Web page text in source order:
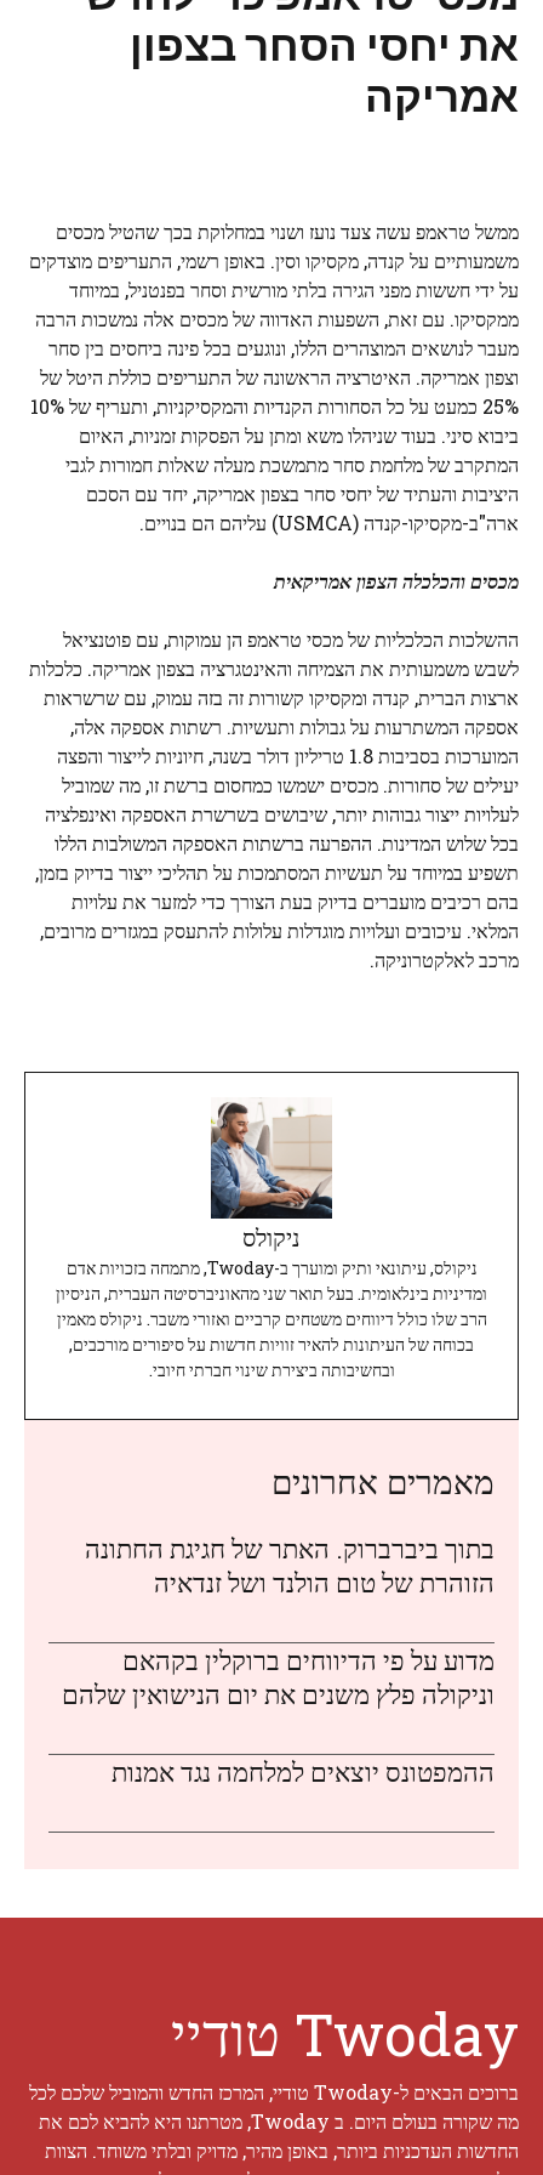
את יחסי הסחר בצפון
אמריקה
ממשל טראמפ עשה צעד נועז ושנוי במחלוקת בכך שהטיל מכסים
משמעותיים על קנדה, מקסיקו וסין. באופן רשמי, התעריפים מוצדקים
על ידי חששות מפני הגירה בלתי מורשית וסחר בפנטניל, במיוחד
ממקסיקו. עם זאת, השפעות האדווה של מכסים אלה נמשכות הרבה
מעבר לנושאים המוצהרים הללו, ונוגעים בכל פינה ביחסים בין סחר
וצפון אמריקה. האיטרציה הראשונה של התעריפים כוללת היטל של
25% כמעט על כל הסחורות הקנדיות והמקסיקניות, ותעריף של 10%
ביבוא סיני. בעוד שניהלו משא ומתן על הפסקות זמניות, האיום
המתקרב של מלחמת סחר מתמשכת מעלה שאלות חמורות לגבי
היציבות והעתיד של יחסי סחר בצפון אמריקה, יחד עם הסכם
ארה"ב-מקסיקו-קנדה (USMCA) עליהם הם בנויים.
מכסים והכלכלה הצפון אמריקאית
ההשלכות הכלכליות של מכסי טראמפ הן עמוקות, עם פוטנציאל
לשבש משמעותית את הצמיחה והאינטגרציה בצפון אמריקה. כלכלות
ארצות הברית, קנדה ומקסיקו קשורות זה בזה עמוק, עם שרשראות
אספקה ​​המשתרעות על גבולות ותעשיות. רשתות אספקה ​​אלה,
המוערכות בסביבות 1.8 טריליון דולר בשנה, חיוניות לייצור והפצה
יעילים של סחורות. מכסים ישמשו כמחסום ברשת זו, מה שמוביל
לעלויות ייצור גבוהות יותר, שיבושים בשרשרת האספקה ​​ואינפלציה
בכל שלוש המדינות. ההפרעה ברשתות האספקה ​​המשולבות הללו
תשפיע במיוחד על תעשיות המסתמכות על תהליכי ייצור בדיוק בזמן,
בהם רכיבים מועברים בדיוק בעת הצורך כדי למזער את עלויות
המלאי. עיכובים ועלויות מוגדלות עלולות להתעסק במגזרים מרובים,
מרכב לאלקטרוניקה.
ניקולס
ניקולס, עיתונאי ותיק ומוערך ב-Twoday, מתמחה בזכויות אדם
ומדיניות בינלאומית. בעל תואר שני מהאוניברסיטה העברית, הניסיון
הרב שלו כולל דיווחים משטחים קרביים ואזורי משבר. ניקולס מאמין
בכוחה של העיתונות להאיר זוויות חדשות על סיפורים מורכבים,
ובחשיבותה ביצירת שינוי חברתי חיובי.
מאמרים אחרונים
בתוך ביברברוק. האתר של חגיגת החתונה
הזוהרת של טום הולנד ושל זנדאיה
מדוע על פי הדיווחים ברוקלין בקהאם
וניקולה פלץ משנים את יום הנישואין שלהם
ההמפטונס יוצאים למלחמה נגד אמנות
Twoday טודיי
ברוכים הבאים ל-Twoday טודיי, המרכז החדש והמוביל שלכם לכל
מה שקורה בעולם היום. ב Twoday, מטרתנו היא להביא לכם את
החדשות העדכניות ביותר, באופן מהיר, מדויק ובלתי משוחד. הצוות